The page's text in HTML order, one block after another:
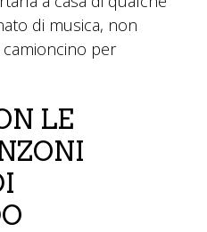
di musica, non
per
LE